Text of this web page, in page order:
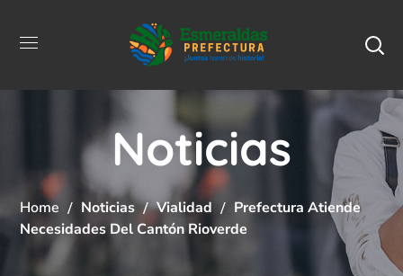
Noticias
Home Noticias Vialidad
Prefectura Atiende
Necesidades Del Cantón Rioverde